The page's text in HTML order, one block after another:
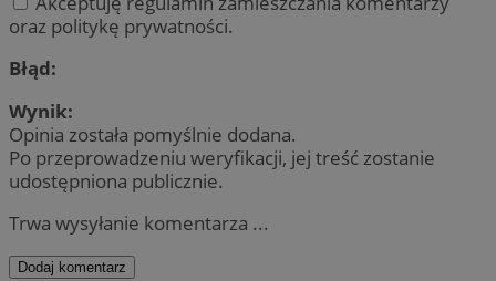
oraz politykę prywatności.
Błąd:
Wynik:
Opinia została pomyślnie dodana.
Po przeprowadzeniu weryfikacji, jej treść zostanie
udostępniona publicznie.
Trwa wysyłanie komentarza ...
Dodaj komentarz